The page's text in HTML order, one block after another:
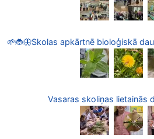
🌱🐞🦋Skolas apkārtnē bioloģiskā
Vasaras skoliņas lietainās